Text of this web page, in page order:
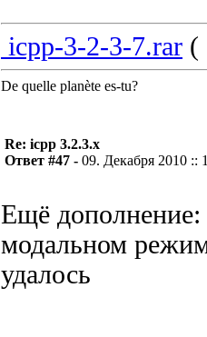
icpp-3-2-3-7.rar (
De quelle planète es-tu?
Re: icpp 3.2.3.x
Ответ #47 - 09. Декабря 2010 ::
Ещё дополнение:
модальном
удалось